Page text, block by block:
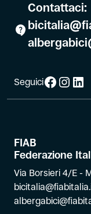
Contattaci:
SeguiciFacebook
FIAB
Federazione
Via Borsieri 4/E -